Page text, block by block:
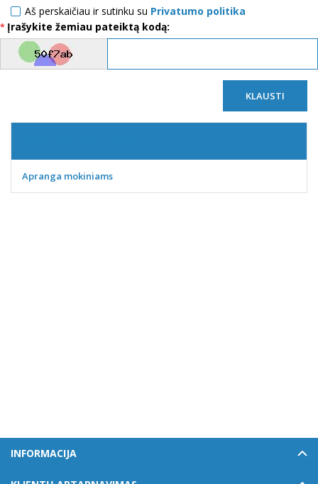
Aš perskaičiau ir sutinku su Privatumo politika
Įrašykite žemiau pateiktą kodą:
KLAUSTI
Apranga mokiniams
INFORMACIJA